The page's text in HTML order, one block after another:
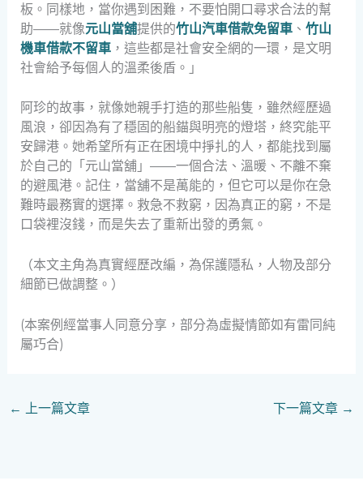
板。同樣地，當你遇到困難，不要怕開口尋求合法的幫
助——就像元山當舖提供的竹山汽車借款免留車、 竹山
機車借款不留車，這些都是社會安全網的一環，是文明
社會給予每個人的溫柔後盾。」
阿珍的故事，就像她親手打造的那些船隻，雖然經歷過
風浪，卻因為有了穩固的船錨與明亮的燈塔，終究能平
安歸港。她希望所有正在困境中掙扎的人，都能找到屬
於自己的「元山當舖」——一個合法、溫暖、不離不棄
的避風港。記住，當舖不是萬能的，但它可以是你在急
難時最務實的選擇。救急不救窮，因為真正的窮，不是
口袋裡沒錢，而是失去了重新出發的勇氣。
（本文主角為真實經歷改編，為保護隱私，人物及部分
細節已做調整。）
(本案例經當事人同意分享，部分為虛擬情節如有雷同純
屬巧合)
← 上一篇文章 下一篇文章 →